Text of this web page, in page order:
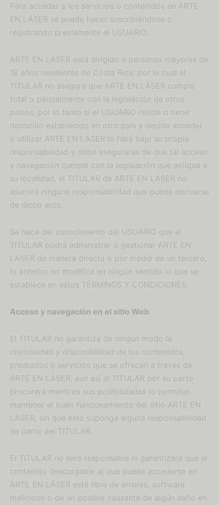
Para acceder a los servicios o contenidos en ARTE
EN LÁSER se puede hacer suscribiéndose o
registrando previamente el USUARIO.
ARTE EN LÁSER está dirigido a personas mayores de
18 años residentes de Costa Rica, por lo cual el
TITULAR no asegura que ARTE EN LÁSER cumpla
total o parcialmente con la legislación de otros
países, por lo tanto si el USUARIO reside o tiene
domicilio establecido en otro país y decide acceder
o utilizar ARTE EN LÁSER lo hará bajo su propia
responsabilidad y debe asegurarse de que tal acceso
y navegación cumple con la legislación que aplique a
su localidad, el TITULAR de ARTE EN LÁSER no
asumirá ninguna responsabilidad que pueda derivarse
de dicho acto.
Se hace del conocimiento del USUARIO que el
TITULAR podrá administrar o gestionar ARTE EN
LÁSER de manera directa o por medio de un tercero,
lo anterior no modifica en ningún sentido lo que se
establece en estos TÉRMINOS Y CONDICIONES.
Acceso y navegación en el sitio Web
El TITULAR no garantiza de ningún modo la
continuidad y disponibilidad de los contenidos,
productos o servicios que se ofrecen a través de
ARTE EN LÁSER, aun así el TITULAR por su parte
procurará mientras sus posibilidades lo permitan
mantener el buen funcionamiento del sitio ARTE EN
LÁSER, sin que esto suponga alguna responsabilidad
de parte del TITULAR.
El TITULAR no será responsable ni garantizará que el
contenido descargable al que pueda accederse en
ARTE EN LÁSER esté libre de errores, software
malicioso o de un posible causante de algún daño en